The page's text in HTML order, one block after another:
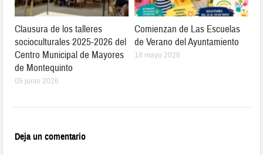
Clausura de los talleres
socioculturales 2025-2026 del
Centro Municipal de Mayores
de Montequinto
05 junio 2026
Comienzan de Las Escuelas
de Verano del Ayuntamiento
18 mayo 2026
Deja un comentario